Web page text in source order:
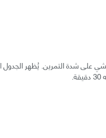
على شدة التمرين. يُظهر الجدول